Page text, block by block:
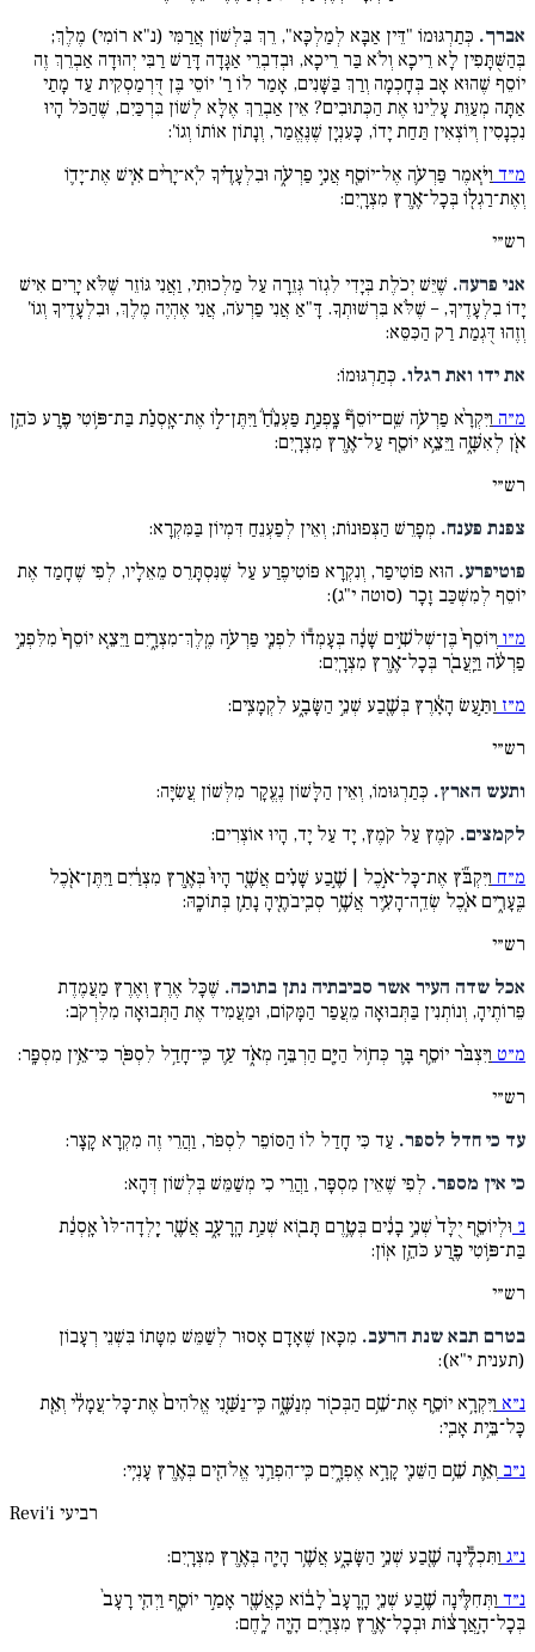
אברך. כְּתַרְגּוּמוֹ "דֵּין אַבָּא לְמַלְכָּא", רֵךְ בִּלְשׁוֹן אֲרַמִּי (נ"א רוֹמִי) מֶלֶךְ;
בְּהַשֻּׁתָּפִין לָא רֵיכָא וְלֹא בַּר רֵיכָא, וּבְדִבְרֵי אַגָּדָה דָּרַשׁ רַבִּי יְהוּדָה אַבְרֵךְ זֶה
יוֹסֵף שֶׁהוּא אָב בְּחָכְמָה וְרַךְ בַּשָּׁנִים, אָמַר לוֹ רַ' יוֹסֵי בֶּן דֻּרְמַסְקִית עַד מָתַי
אַתָּה מְעַוֵּת עָלֵינוּ אֶת הַכְּתוּבִים? אֵין אַבְרֵךְ אֶלָּא לְשׁוֹן בִּרְכַּיִם, שֶׁהַכֹּל הָיוּ
נִכְנָסִין וְיוֹצְאִין תַּחַת יָדוֹ, כָּעִנְיָן שֶׁנֶּאֱמַר, וְנָתוֹן אוֹתוֹ וְגוֹ':
מ״ד וַיֹּ֧אמֶר פַּרְעֹ֛ה אֶל־יוֹסֵ֖ף אֲנִ֣י פַרְעֹ֑ה וּבִלְעָדֶ֗יךָ לֹֽא־יָרִ֨ים אִ֧ישׁ אֶת־יָד֛וֹ
וְאֶת־רַגְל֖וֹ בְּכָל־אֶ֥רֶץ מִצְרָֽיִם:
רש״י
אני פרעה. שֶׁיֵּשׁ יְכֹלֶת בְּיָדִי לִגְזֹר גְּזֵרָה עַל מַלְכוּתִי, וַאֲנִי גּוֹזֵר שֶׁלֹּא יָרִים אִישׁ
יָדוֹ בִלְעָדֶיךָ, – שֶׁלֹּא בִּרְשׁוּתְךָ. דָּ"אַ אֲנִי פַרְעֹה, אֲנִי אֶהְיֶה מֶלֶךְ, וּבִלְעָדֶיךָ וְגוֹ'
וְזֶהוּ דֻּגְמַת רַק הַכִּסֵּא:
את ידו ואת רגלו. כְּתַרְגּוּמוֹ:
מ״ה וַיִּקְרָ֨א פַרְעֹ֥ה שֵֽׁם־יוֹסֵף֘ צָֽפְנַ֣ת פַּעְנֵ֒חַ֒ וַיִּתֶּן־ל֣וֹ אֶת־אָֽסְנַ֗ת בַּת־פּ֥וֹטִי פֶ֛רַע כֹּהֵ֥ן
אֹ֖ן לְאִשָּׁ֑ה וַיֵּצֵ֥א יוֹסֵ֖ף עַל־אֶ֥רֶץ מִצְרָֽיִם:
רש״י
צפנת פענח. מְפָרֵשׁ הַצְּפוּנוֹת; וְאֵין לְפַעְנֵחַ דִּמְיוֹן בַּמִּקְרָא:
פוטיפרע. הוּא פּוֹטִיפַר, וְנִקְרָא פּוֹטִיפֶרַע עַל שֶׁנִּסְתָּרֵס מֵאֵלָיו, לְפִי שֶׁחָמַד אֶת
יוֹסֵף לְמִשְׁכַּב זָכָר (סוטה י"ג):
מ״ו וְיוֹסֵף֙ בֶּן־שְׁלשִׁ֣ים שָׁנָ֔ה בְּעָמְד֕וֹ לִפְנֵ֖י פַּרְעֹ֣ה מֶֽלֶךְ־מִצְרָ֑יִם וַיֵּצֵ֤א יוֹסֵף֙ מִלִּפְנֵ֣י
פַרְעֹ֔ה וַיַּֽעֲבֹ֖ר בְּכָל־אֶ֥רֶץ מִצְרָֽיִם:
מ״ז וַתַּ֣עַשׂ הָאָ֔רֶץ בְּשֶׁ֖בַע שְׁנֵ֣י הַשָּׂבָ֑ע לִקְמָצִֽים:
רש״י
ותעש הארץ. כְּתַרְגּוּמוֹ, וְאֵין הַלָּשׁוֹן נֶעֱקָר מִלְּשׁוֹן עֲשִׂיָּה:
לקמצים. קֹמֶץ עַל קֹמֶץ, יָד עַל יָד, הָיוּ אוֹצְרִים:
מ״ח וַיִּקְבֹּ֞ץ אֶת־כָּל־אֹ֣כֶל | שֶׁ֣בַע שָׁנִ֗ים אֲשֶׁ֤ר הָיוּ֙ בְּאֶ֣רֶץ מִצְרַ֔יִם וַיִּתֶּן־אֹ֖כֶל
בֶּֽעָרִ֑ים אֹ֧כֶל שְׂדֵֽה־הָעִ֛יר אֲשֶׁ֥ר סְבִֽיבֹתֶ֖יהָ נָתַ֥ן בְּתוֹכָֽהּ:
רש״י
אכל שדה העיר אשר סביבתיה נתן בתוכה. שֶׁכָּל אֶרֶץ וְאֶרֶץ מַעֲמֶדֶת
פֵּרוֹתֶיהָ, וְנוֹתְנִין בַּתְּבוּאָה מֵעֲפַר הַמָּקוֹם, וּמַעֲמִיד אֶת הַתְּבוּאָה מִלִּרְקֹב:
מ״ט וַיִּצְבֹּ֨ר יוֹסֵ֥ף בָּ֛ר כְּח֥וֹל הַיָּ֖ם הַרְבֵּ֣ה מְאֹ֑ד עַ֛ד כִּֽי־חָדַ֥ל לִסְפֹּ֖ר כִּי־אֵ֥ין מִסְפָּֽר:
רש״י
עד כי חדל לספר. עַד כִּי חָדַל לוֹ הַסּוֹפֵר לִסְפֹּר, וַהֲרֵי זֶה מִקְרָא קָצָר:
כי אין מספר. לְפִי שֶׁאֵין מִסְפָּר, וַהֲרֵי כִי מְשַׁמֵּשׁ בְּלְשׁוֹן דְּהָא:
נ׳ וּלְיוֹסֵ֤ף יֻלָּד֙ שְׁנֵ֣י בָנִ֔ים בְּטֶ֥רֶם תָּב֖וֹא שְׁנַ֣ת הָֽרָעָ֑ב אֲשֶׁ֤ר יָֽלְדָה־לּוֹ֙ אָֽסְנַ֔ת
בַּת־פּ֥וֹטִי פֶ֖רַע כֹּהֵ֥ן אֽוֹן:
רש״י
בטרם תבא שנת הרעב. מִכָּאן שֶׁאָדָם אָסוּר לְשַׁמֵּשׁ מִטָּתוֹ בִּשְׁנֵי רְעָבוֹן
(תענית י"א):
נ״א וַיִּקְרָ֥א יוֹסֵ֛ף אֶת־שֵׁ֥ם הַבְּכ֖וֹר מְנַשֶּׁ֑ה כִּֽי־נַשַּׁ֤נִי אֱלֹהִים֙ אֶת־כָּל־עֲמָלִ֔י וְאֵ֖ת
כָּל־בֵּ֥ית אָבִֽי:
נ״ב וְאֵ֛ת שֵׁ֥ם הַשֵּׁנִ֖י קָרָ֣א אֶפְרָ֑יִם כִּֽי־הִפְרַ֥נִי אֱלֹהִ֖ים בְּאֶ֥רֶץ עָנְיִֽי:
Revi'i רביעי
נ״ג וַתִּכְלֶ֕ינָה שֶׁ֖בַע שְׁנֵ֣י הַשָּׂבָ֑ע אֲשֶׁ֥ר הָיָ֖ה בְּאֶ֥רֶץ מִצְרָֽיִם:
נ״ד וַתְּחִלֶּ֜ינָה שֶׁ֣בַע שְׁנֵ֤י הָֽרָעָב֙ לָב֔וֹא כַּֽאֲשֶׁ֖ר אָמַ֣ר יוֹסֵ֑ף וַיְהִ֤י רָעָב֙
בְּכָל־הָ֣אֲרָצ֔וֹת וּבְכָל־אֶ֥רֶץ מִצְרַ֖יִם הָ֥יָה לָֽחֶם: